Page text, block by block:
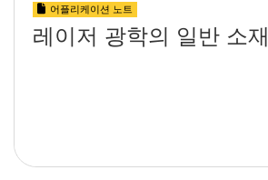
어플리케이션 노트
레이저 광학의 일반 소재